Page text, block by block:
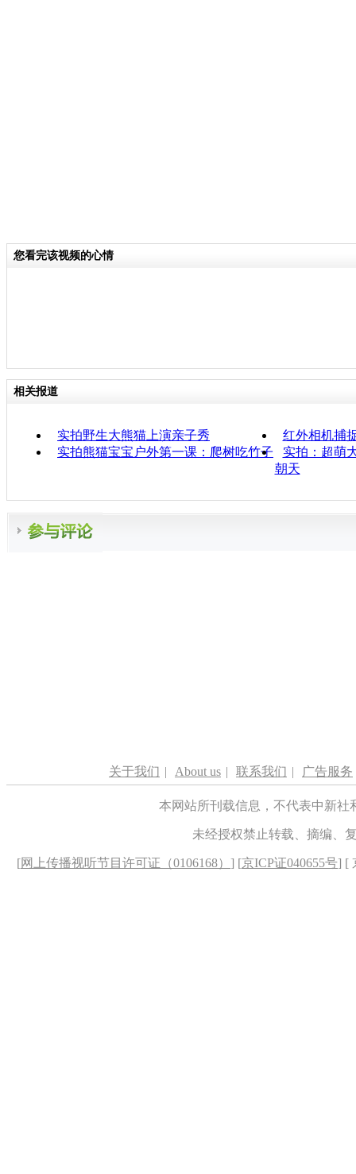
您看完该视频的心情
相关报道
实拍野生大熊猫上演亲子秀
红外相机捕
实拍熊猫宝宝户外第一课：爬树吃竹子
实拍：超萌
朝天
关于我们 | About us | 联系我们 | 广告服务
本网站所刊载信息，不代表中新
未经授权禁止转载、摘编、
[网上传播视听节目许可证（0106168） ] [京ICP证040655号] [